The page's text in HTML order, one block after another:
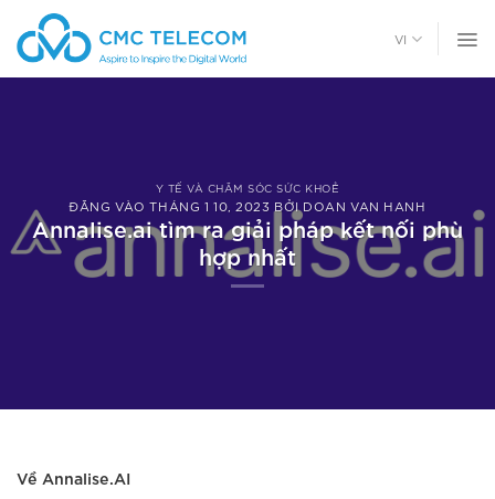
Chuyển
đến
nội
dung
VI
Y TẾ VÀ CHĂM SÓC SỨC KHOẺ
ĐĂNG VÀOTHÁNG 1 10, 2023 BỞI DOAN VAN HANH
Annalise.ai tìm ra giải pháp kết nối phù
hợp nhất
Về Annalise.AI